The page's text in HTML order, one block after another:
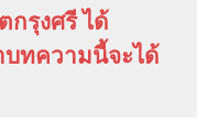
กรุงศรี ได้
บทความนี้จะได้